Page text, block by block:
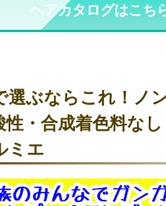
ヘアカタログはこち
選ぶならこれ！ノ
性・合成着色料な
ミエ